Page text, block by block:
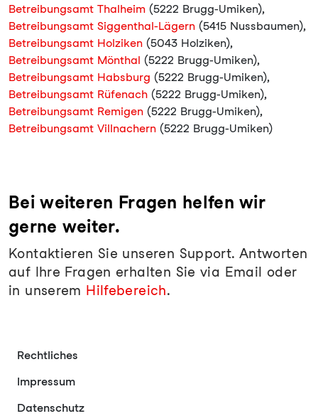
Betreibungsamt Thalheim (5222 Brugg-Umiken),
Betreibungsamt Siggenthal-Lägern (5415 Nussbaumen),
Betreibungsamt Holziken (5043 Holziken),
Betreibungsamt Mönthal (5222 Brugg-Umiken),
Betreibungsamt Habsburg (5222 Brugg-Umiken),
Betreibungsamt Rüfenach (5222 Brugg-Umiken),
Betreibungsamt Remigen (5222 Brugg-Umiken),
Betreibungsamt Villnachern (5222 Brugg-Umiken)
Bei weiteren Fragen helfen wir
gerne weiter.
Kontaktieren Sie unseren Support. Antworten
auf Ihre Fragen erhalten Sie via Email oder
in unserem Hilfebereich.
Rechtliches
Impressum
Datenschutz